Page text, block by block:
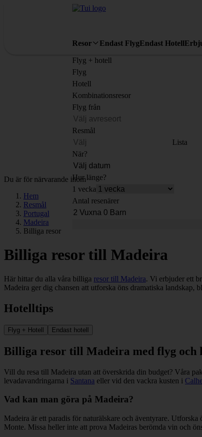
Resor Endast FlygEndast Hotell
Flyg + hotell
Flyg
Hotell
Kombinationsresor
Flyg från
Resmål
Lista
När?
Hur länge?
1 vecka
Antal resenärer
Du är för närvarande inom
Hem
Resmål
Portugal
Madeira
Billiga resor
Billiga resor till Madeira
Här hittar du alla våra billiga resor till Madeira. Vi erbjuder ett
Madeira ger dig chansen att utforska öns dramatiska landskap,
Hotelltips
Flyg + Hotell Endast hotell
Billiga resor till Madeira med flyg och
Vill du resa till Madeira utan att överskrida din budget? Våra
levadavandringarna i Santana eller vid den vackra kusten i
Vad kan man göra på Madeira?
Madeira är ett paradis för naturälskare och äventyrare.
Monte. Missa heller inte att prova Madeiras berömda vin och